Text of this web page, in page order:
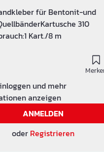
Die Oberfläche der
hart sein. QUELLBAND SK
Metall, Kunststoff, PVC und
SK gegebenenfalls
für Bentonit-und
310
Kart./8 m
und mehr
anzeigen
ANMELDEN
oder Registrieren